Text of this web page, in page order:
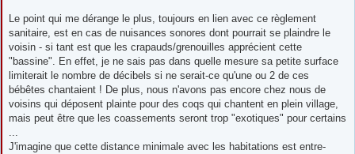
Le point qui me dérange le plus, toujours en lien avec ce règlement
sanitaire, est en cas de nuisances sonores dont pourrait se plaindre le
voisin - si tant est que les crapauds/grenouilles apprécient cette
"bassine". En effet, je ne sais pas dans quelle mesure sa petite surface
limiterait le nombre de décibels si ne serait-ce qu'une ou 2 de ces
bébêtes chantaient ! De plus, nous n'avons pas encore chez nous de
voisins qui déposent plainte pour des coqs qui chantent en plein village,
mais peut être que les coassements seront trop "exotiques" pour certains
...
J'imagine que cette distance minimale avec les habitations est entre-